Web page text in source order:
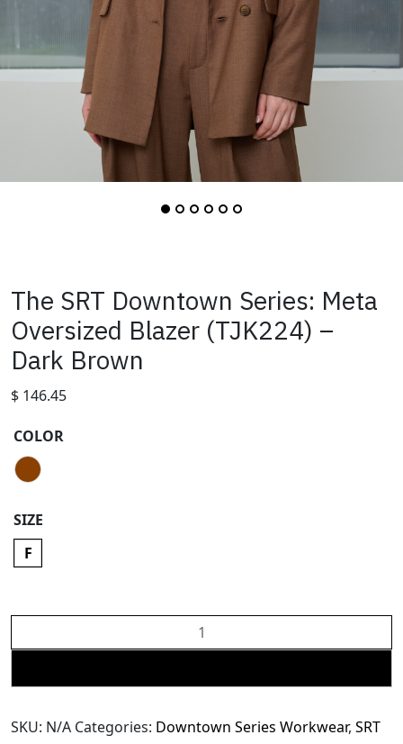
The SRT Downtown Series: Meta
Oversized Blazer (TJK224) –
Dark Brown
$ 146.45
COLOR
SIZE
F
SRT
Series:
Oversized
SKU: N/A Categories: Downtown Series Workwear, SRT